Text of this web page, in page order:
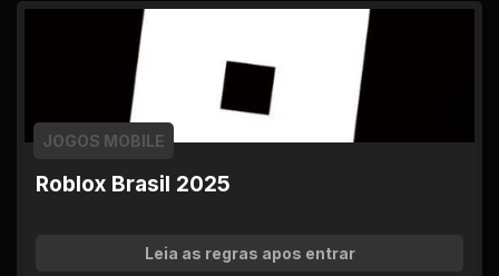
Roblox Brasil 2025
JOGOS MOBILE
Leia as regras apos entrar